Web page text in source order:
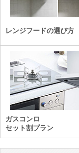
レンジフードの選び方
ガスコンロ
セット割プラン